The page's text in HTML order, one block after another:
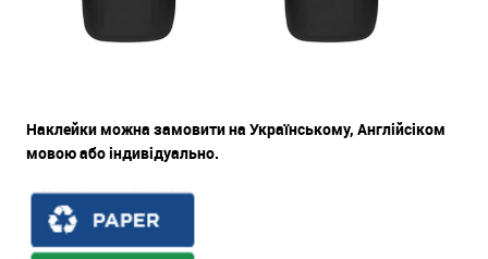
Наклейки можна замовити на Українському, Англійсіком
мовою або індивідуально.